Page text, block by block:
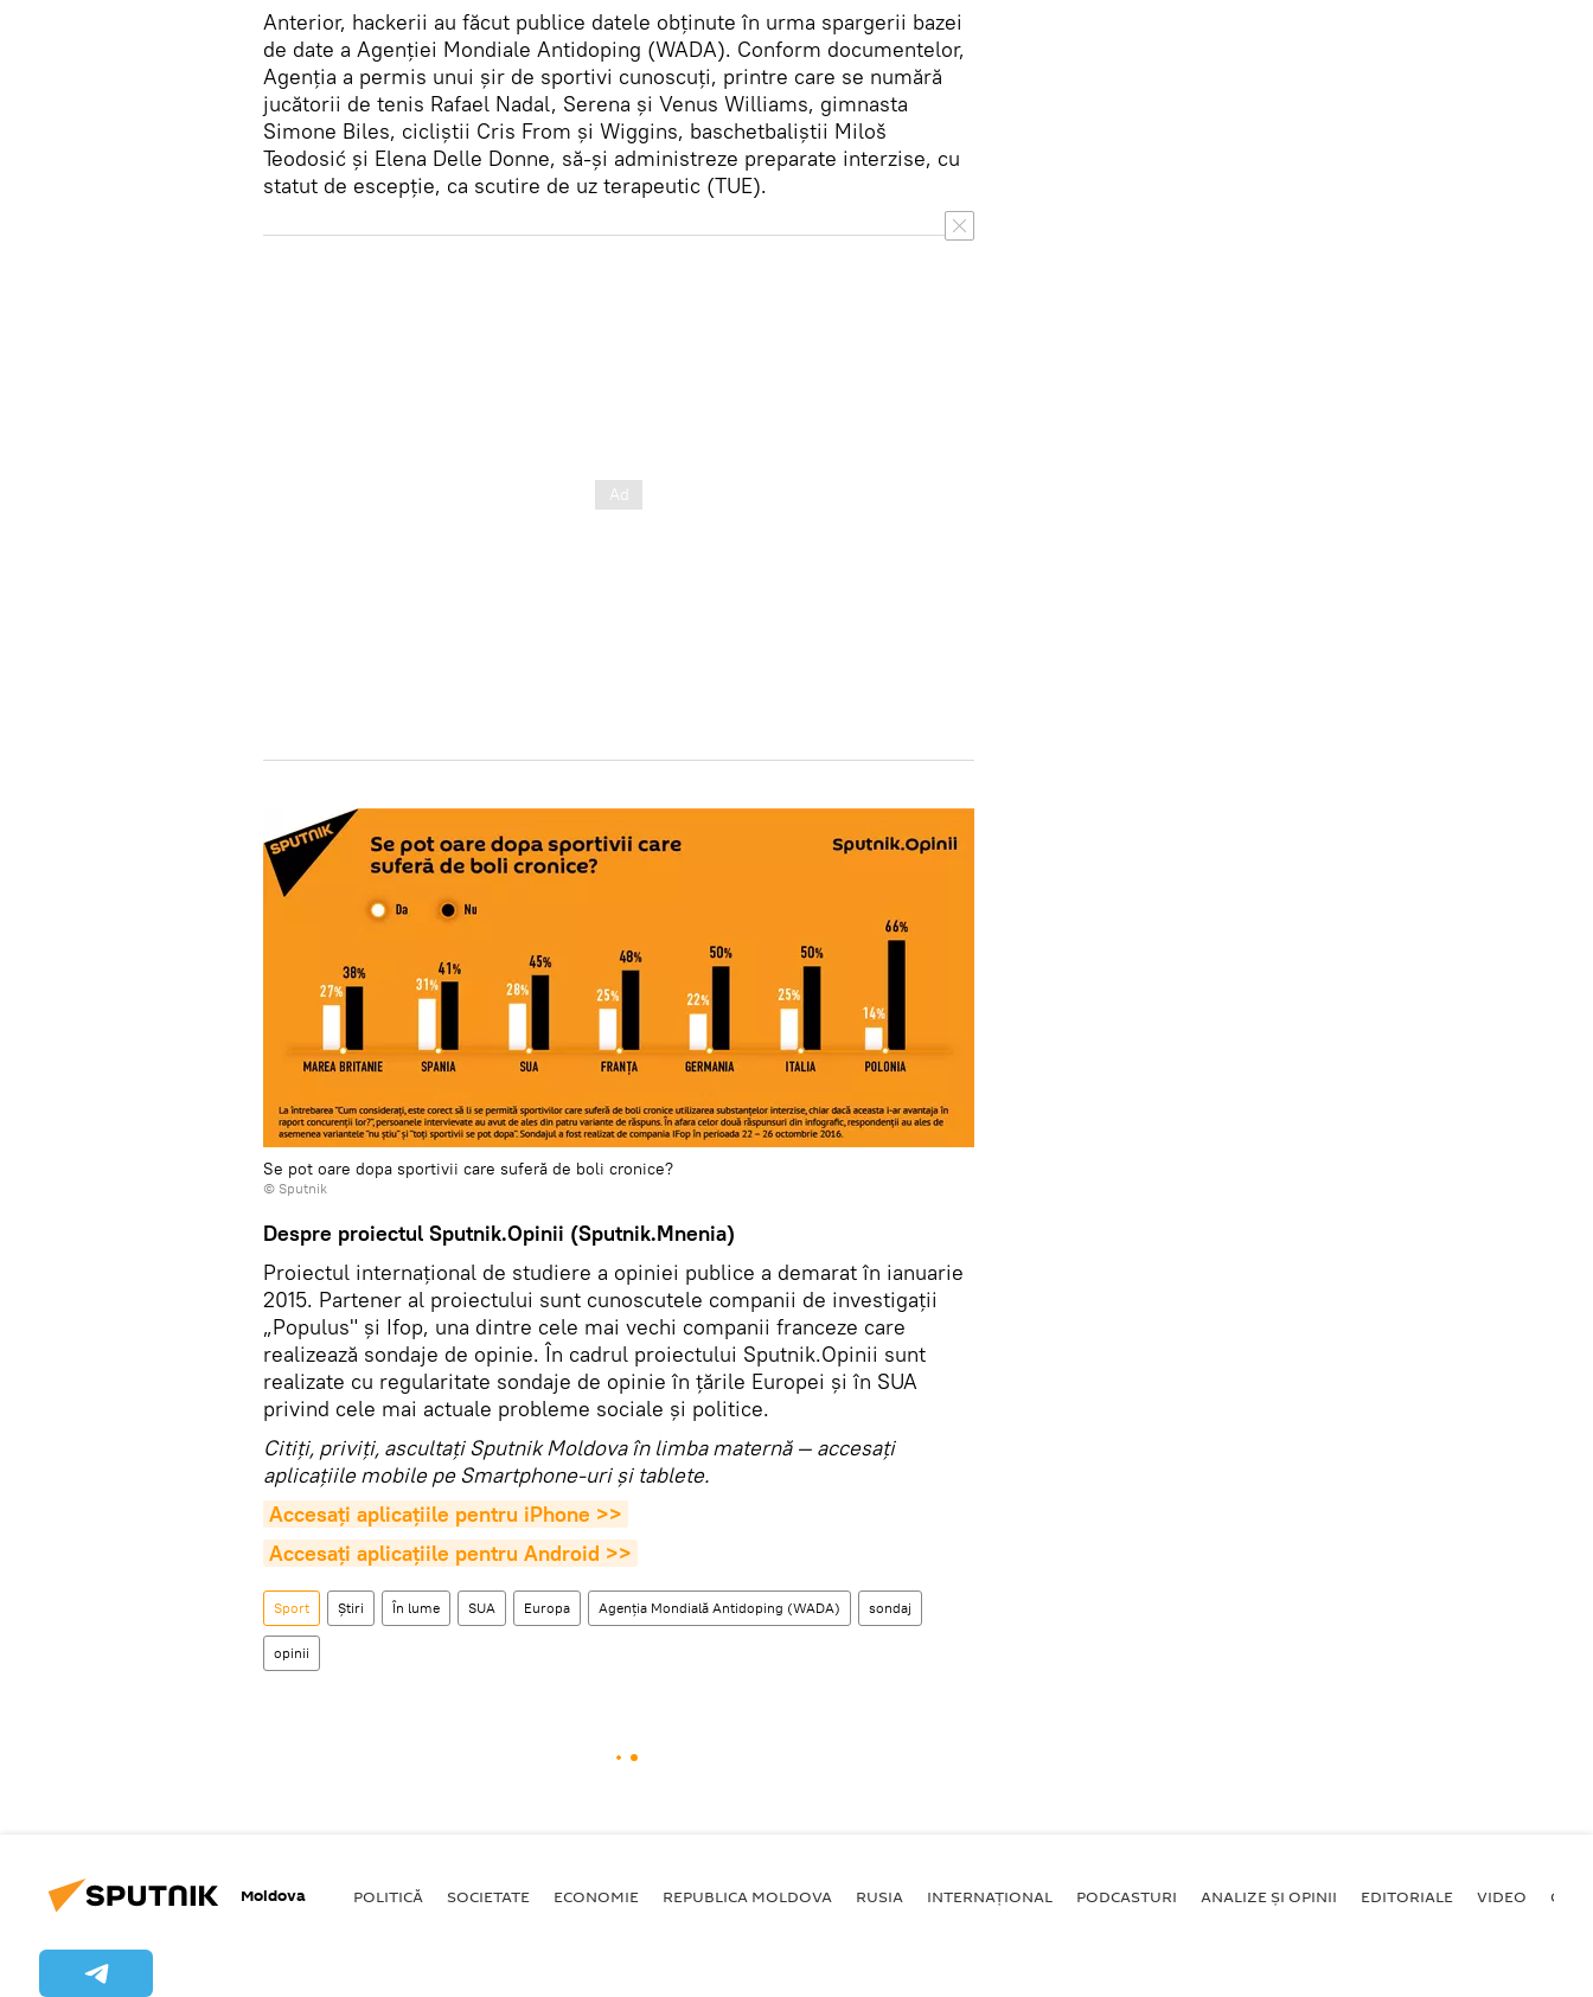
Anterior, hackerii au făcut publice datele obținute în urma spargerii bazei
de date a Agenției Mondiale Antidoping (WADA). Conform documentelor,
Agenția a permis unui șir de sportivi cunoscuți, printre care se numără
jucătorii de tenis Rafael Nadal, Serena și Venus Williams, gimnasta
Simone Biles, cicliștii Cris From și Wiggins, baschetbaliștii Miloš
Teodosić și Elena Delle Donne, să-și administreze preparate interzise, cu
statut de escepție, ca scutire de uz terapeutic (TUE).
Se pot oare dopa sportivii care suferă de boli cronice?
© Sputnik
Despre proiectul Sputnik.Opinii (Sputnik.Mnenia)
Proiectul internațional de studiere a opiniei publice a demarat în ianuarie
2015. Partener al proiectului sunt cunoscutele companii de investigații
„Populus" şi Ifop, una dintre cele mai vechi companii franceze care
realizează sondaje de opinie. În cadrul proiectului Sputnik.Opinii sunt
realizate cu regularitate sondaje de opinie în țările Europei și în SUA
privind cele mai actuale probleme sociale și politice.
Citiţi, priviţi, ascultaţi Sputnik Moldova în limba maternă — accesaţi
aplicaţiile mobile pe Smartphone-uri şi tablete.
Accesaţi aplicaţiile pentru iPhone >>
Accesaţi aplicaţiile pentru Android >>
Sport Știri În lume SUA Europa Agenția Mondială Antidoping (WADA) sondaj
opinii
Moldova POLITICĂ SOCIETATE ECONOMIE REPUBLICA MOLDOVA RUSIA INTERNAȚIONAL PODCASTURI ANALIZE ȘI OPINII EDITORIALE VIDEO